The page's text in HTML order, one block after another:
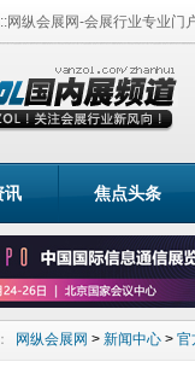
网纵会展网-会展行业专业门
讯 焦点头条
网纵会展网 > 新闻中心 > 官